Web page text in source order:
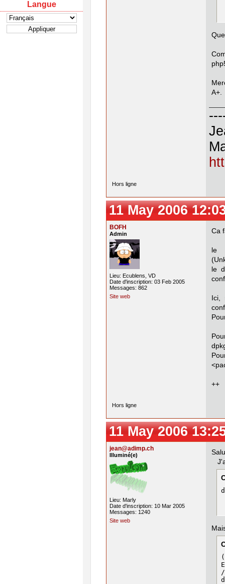
Langue
A+.
Hors ligne
11 May 2006
BOFH
Admin
Lieu: Ecublens, VD
Date d'inscription: 03 Feb 2005
Messages: 862
Site web
Ca
le
le
Ici,
++
Hors ligne
11 May 2006
jean@adimp.ch
Illuminé(e)
Lieu: Marly
Date d'inscription: 10 Mar 2005
Messages: 1240
Site web
/